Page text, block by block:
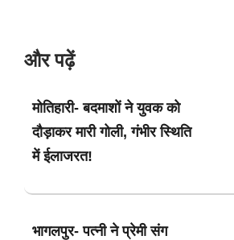
और पढ़ें
मोतिहारी- बदमाशों ने युवक को
दौड़ाकर मारी गोली, गंभीर स्थिति
में ईलाजरत!
भागलपुर- पत्नी ने प्रेमी संग